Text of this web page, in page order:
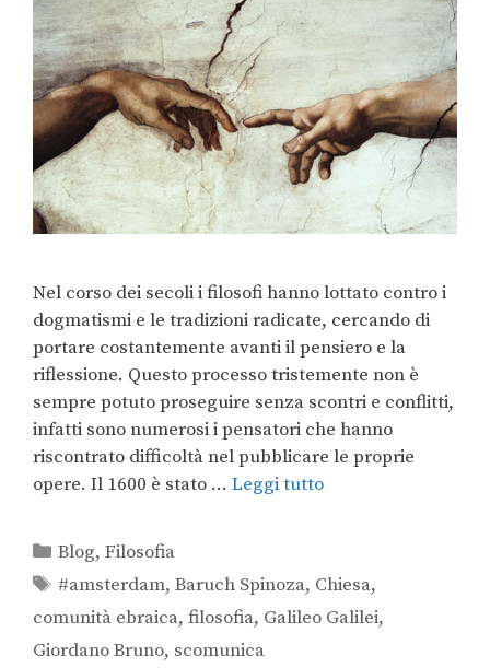
Nel corso dei secoli i filosofi hanno lottato contro i
dogmatismi e le tradizioni radicate, cercando di
portare costantemente avanti il pensiero e la
riflessione. Questo processo tristemente non è
sempre potuto proseguire senza scontri e conflitti,
infatti sono numerosi i pensatori che hanno
riscontrato difficoltà nel pubblicare le proprie
opere. Il 1600 è stato … Leggi tutto
Blog,Filosofia
#amsterdam,Baruch Spinoza, Chiesa,
comunità ebraica, filosofia, Galileo Galilei,
Giordano Bruno, scomunica